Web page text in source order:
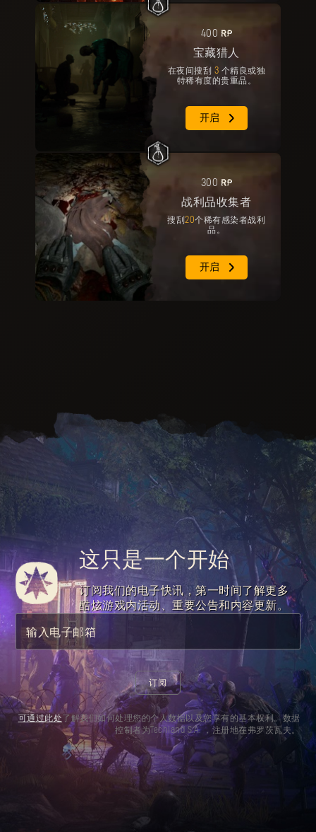
400 RP
宝藏猎人
在夜间搜刮 3 个精良或独
特稀有度的贵重品。
开启
300 RP
战利品收集者
搜刮20个稀有感染者战利
品。
开启
这只是一个开始
订阅我们的电子快讯，第一时间了解更多
酷炫游戏内活动、重要公告和内容更新。
输入电子邮箱
订阅
可通过此处 了解我们如何处理您的个人数据以及您享有的基本权利。数据
控制者为Techland S.A. ，注册地在弗罗茨瓦夫。